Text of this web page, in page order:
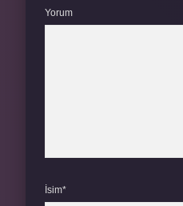
Yorum
İsim*